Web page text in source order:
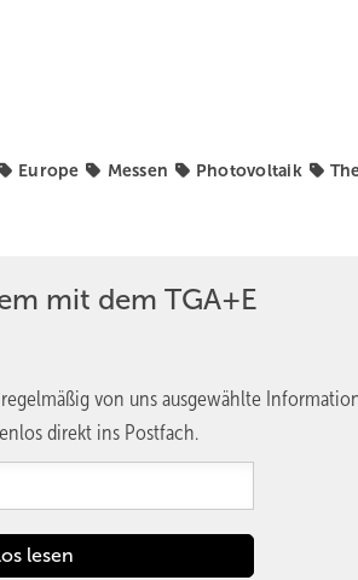
Europe Messen Photovoltaik
mit dem TGA+E
von uns ausgewählte
direkt ins Postfach.